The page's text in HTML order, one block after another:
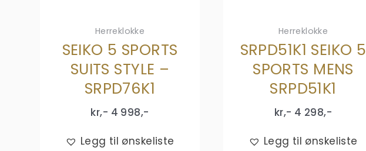
Herreklokke
SEIKO 5 SPORTS
SUITS STYLE –
SRPD76K1
kr,- 4 998,-
Legg til ønskeliste
Herreklokke
SRPD51K1 SEIKO 5
SPORTS MENS
SRPD51K1
kr,- 4 298,-
Legg til ønskeliste